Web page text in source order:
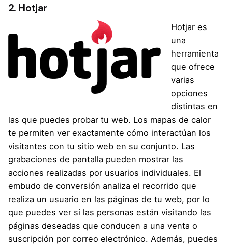
2. Hotjar
Hotjar es
una
herramienta
que ofrece
varias
opciones
distintas en
las que puedes probar tu web. Los mapas de calor
te permiten ver exactamente cómo interactúan los
visitantes con tu sitio web en su conjunto. Las
grabaciones de pantalla pueden mostrar las
acciones realizadas por usuarios individuales. El
embudo de conversión analiza el recorrido que
realiza un usuario en las páginas de tu web, por lo
que puedes ver si las personas están visitando las
páginas deseadas que conducen a una venta o
suscripción por correo electrónico. Además, puedes